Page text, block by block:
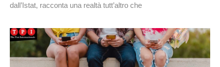
dall’Istat, racconta una realtà tutt’altro che